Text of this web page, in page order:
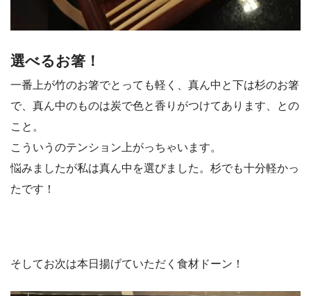
選べるお箸！
一番上が竹のお箸でとっても軽く、真ん中と下は杉のお箸
で、真ん中のものは炭で色と香りがつけてあります、との
こと。
こういうのテンション上がっちゃいます。
悩みましたが私は真ん中を選びました。杉でも十分軽かっ
たです！
そしてお次は本日揚げていただく食材ドーン！